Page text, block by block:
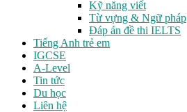
Kỹ năng viết
Từ vựng & Ngữ pháp
Đáp án đề thi IELTS
Tiếng Anh trẻ em
IGCSE
A-Level
Tin tức
Du học
Liên hệ